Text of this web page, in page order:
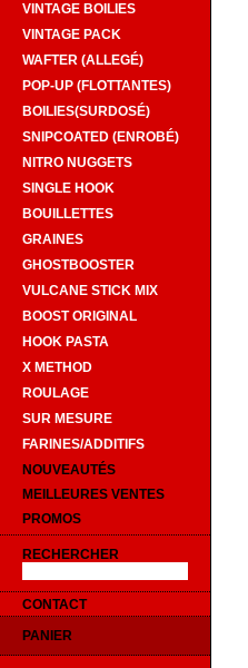
VINTAGE BOILIES
VINTAGE PACK
WAFTER (ALLEGÉ)
POP-UP (FLOTTANTES)
BOILIES(SURDOSÉ)
SNIPCOATED (ENROBÉ)
NITRO NUGGETS
SINGLE HOOK
BOUILLETTES
GRAINES
GHOSTBOOSTER
VULCANE STICK MIX
BOOST ORIGINAL
HOOK PASTA
X METHOD
ROULAGE
SUR MESURE
FARINES/ADDITIFS
NOUVEAUTÉS
MEILLEURES VENTES
PROMOS
RECHERCHER
CONTACT
PANIER